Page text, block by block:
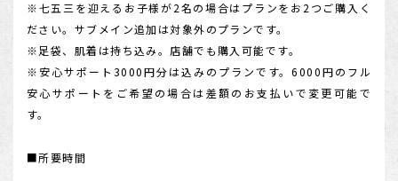
※七五三を迎えるお子様が2名の場合はプランをお2つご購入く
ださい。サブメイン追加は対象外のプランです。
※足袋、肌着は持ち込み。店舗でも購入可能です。
※安心サポート3000円分は込みのプランです。6000円のフル
安心サポートをご希望の場合は差額のお支払いで変更可能で
す。
■所要時間